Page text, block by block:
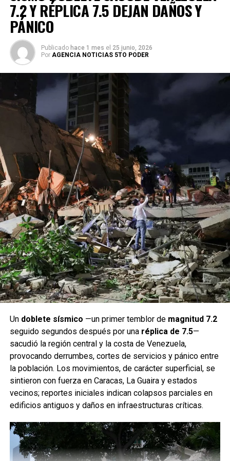
7.2 Y RÉPLICA 7.5 DEJAN DAÑOS Y
PÁNICO
Publicado hace 1 mes el 25 junio, 2026
Por AGENCIA NOTICIAS 5TO PODER
Un doblete sísmico —un primer temblor de magnitud 7.2
seguido segundos después por una réplica de 7.5—
sacudió la región central y la costa de Venezuela,
provocando derrumbes, cortes de servicios y pánico entre
la población. Los movimientos, de carácter superficial, se
sintieron con fuerza en Caracas, La Guaira y estados
vecinos; reportes iniciales indican colapsos parciales en
edificios antiguos y daños en infraestructuras críticas.